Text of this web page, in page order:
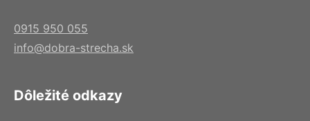
0915 950 055
info@dobra-strecha.sk
Dôležité odkazy